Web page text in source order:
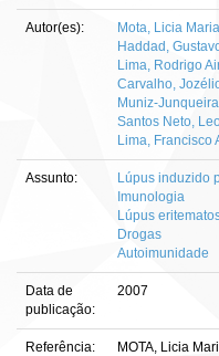
Autor(es):
Mota, Licia
Haddad,
Lima, Rodrigo
Carvalho,
Muniz-
Santos Neto,
Lima, Francisco
Assunto:
Lúpus induzido
Imunologia
Lúpus
Drogas
Autoimunidade
Data de
publicação:
2007
Referência:
MOTA, Licia